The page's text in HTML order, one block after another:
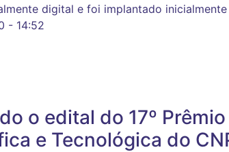
digital e foi implantado
- 14:52
o edital do 17º
e Tecnológica do